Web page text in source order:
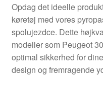
Klageprocedure
Kontakte
Kurv
Opdag det ideelle
køretøj med vores
spolujezdce. Dette
modeller som Peugeot
optimal sikkerhed for
design og fremragende